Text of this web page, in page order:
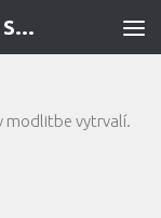
Gréckokatolícka farnosť svätých Sedmopočetníkov v Prievidzi
modlitbe vytrvalí.